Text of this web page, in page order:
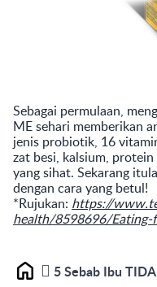
Sebagai permulaan,
ME sehari memberikan
jenis probiotik, 16
zat besi, kalsium,
yang sihat. Sekarang
dengan cara yang betul!
*Rujukan: https://
health/8598696/
Laman depan
5 Sebab Ibu